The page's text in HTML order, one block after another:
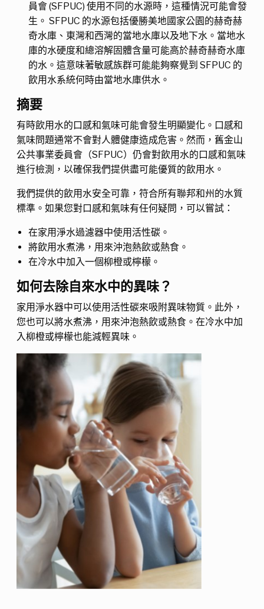
員會 (SFPUC) 使用不同的水源時，這種情況可能會發
生。 SFPUC 的水源包括優勝美地國家公園的赫奇赫
奇水庫、東灣和西灣的當地水庫以及地下水。當地水
庫的水硬度和總溶解固體含量可能高於赫奇赫奇水庫
的水。這意味著敏感族群可能能夠察覺到 SFPUC 的
飲用水系統何時由當地水庫供水。
摘要
有時飲用水的口感和氣味可能會發生明顯變化。口感和
氣味問題通常不會對人體健康造成危害。然而，舊金山
公共事業委員會（SFPUC）仍會對飲用水的口感和氣味
進行檢測，以確保我們提供盡可能優質的飲用水。
我們提供的飲用水安全可靠，符合所有聯邦和州的水質
標準。如果您對口感和氣味有任何疑問，可以嘗試：
在家用淨水過濾器中使用活性碳。
將飲用水煮沸，用來沖泡熱飲或熱食。
在冷水中加入一個柳橙或檸檬。
如何去除自來水中的異味？
家用淨水器中可以使用活性碳來吸附異味物質。此外，
您也可以將水煮沸，用來沖泡熱飲或熱食。在冷水中加
入柳橙或檸檬也能減輕異味。